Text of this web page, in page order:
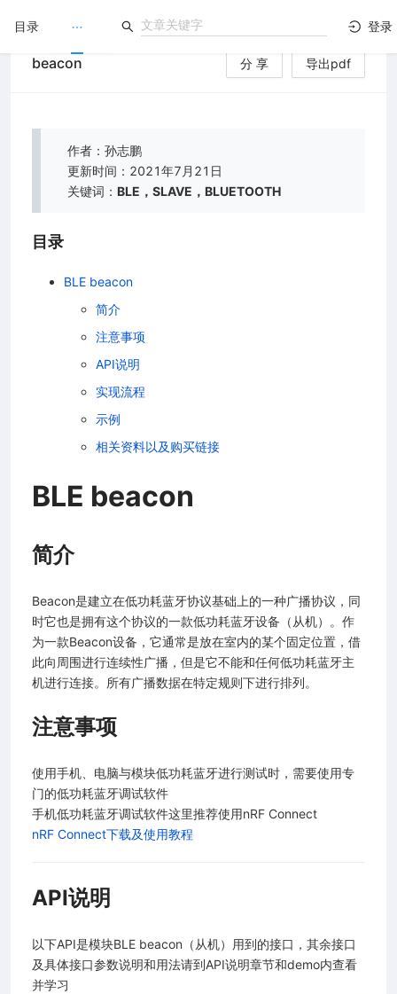
登录
目录
文档没解决？论坛发个帖！
及使用教程
beacon 分 享 导出pdf
作者：孙志鹏
更新时间：2021年7月21日
关键词： BLE，SLAVE，BLUETOOTH
目录
BLE beacon
简介
注意事项
API说明
实现流程
示例
相关资料以及购买链接
BLE beacon
简介
Beacon是建立在低功耗蓝牙协议基础上的一种广播协议，同
时它也是拥有这个协议的一款低功耗蓝牙设备（从机）。作
为一款Beacon设备，它通常是放在室内的某个固定位置，借
此向周围进行连续性广播，但是它不能和任何低功耗蓝牙主
机进行连接。所有广播数据在特定规则下进行排列。
注意事项
使用手机、电脑与模块低功耗蓝牙进行测试时，需要使用专
门的低功耗蓝牙调试软件
手机低功耗蓝牙调试软件这里推荐使用nRF Connect
nRF Connect下载及使用教程
API说明
以下API是模块BLE beacon（从机）用到的接口，其余接口
及具体接口参数说明和用法请到API说明章节和demo内查看
并学习